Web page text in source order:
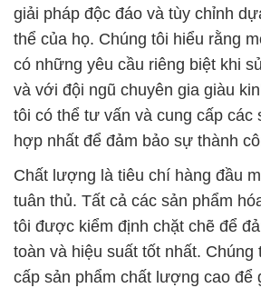
giải pháp độc đáo và tùy chỉnh
thể của họ. Chúng tôi hiểu rằng
có những yêu cầu riêng biệt khi
và với đội ngũ chuyên gia giàu
tôi có thể tư vấn và cung cấp các
hợp nhất để đảm bảo sự thành
Chất lượng là tiêu chí hàng đầu
tuân thủ. Tất cả các sản phẩm
tôi được kiểm định chặt chẽ để
toàn và hiệu suất tốt nhất. Chúng
cấp sản phẩm chất lượng cao để